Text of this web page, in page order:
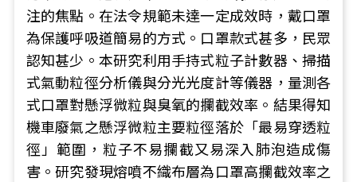
注的焦點。在法令規範未達一定成效時，戴口罩
為保護呼吸道簡易的方式。口罩款式甚多，民眾
認知甚少。本研究利用手持式粒子計數器、掃描
式氣動粒徑分析儀與分光光度計等儀器，量測各
式口罩對懸浮微粒與臭氧的攔截效率。結果得知
機車廢氣之懸浮微粒主要粒徑落於「最易穿透粒
徑」範圍，粒子不易攔截又易深入肺泡造成傷
害。研究發現熔噴不織布層為口罩高攔截效率之